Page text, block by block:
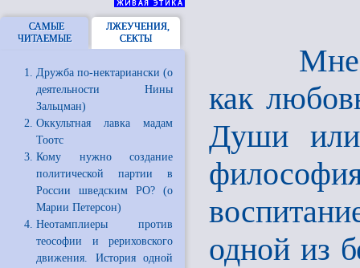
САМЫЕ
ЧИТАЕМЫЕ
ЛЖЕУЧЕНИЯ,
СЕКТЫ
Дружба по-нектариански (о
деятельности Нины
Зальцман)
Оккультная лавка мадам
Тоотс
Кому нужно создание
политической партии в
России шведским РО? (о
Марии Петерсон)
Неотамплиеры против
теософии и рериховского
движения. История одной
Мне
как
Души или
одной из